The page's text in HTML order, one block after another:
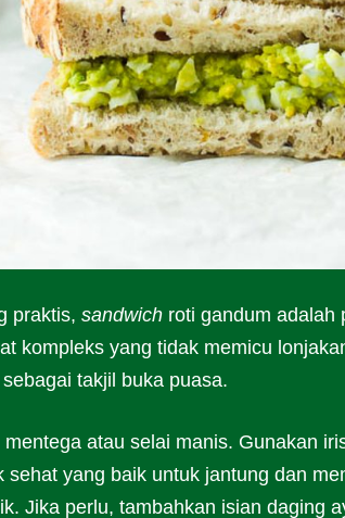
praktis, sandwich roti gandum adalah
kompleks yang tidak memicu
takjil buka puasa.
atau selai manis. Gunakan
sehat yang baik untuk jantung dan
Jika perlu, tambahkan isian daging